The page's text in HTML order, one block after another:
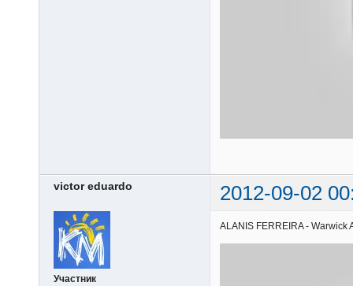
victor eduardo 2012-09-02
Участник
ALANIS FERREIRA - Warwick